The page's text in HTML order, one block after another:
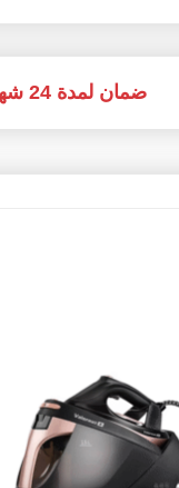
ضمان لمدة 24 شهرًا